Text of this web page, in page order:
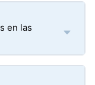
en las